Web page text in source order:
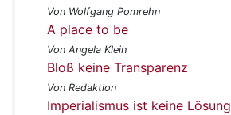
Von Wolfgang Pomrehn
A place to be
Von Angela Klein
Bloß keine Transparenz
Von Redaktion
Imperialismus ist keine Lösung